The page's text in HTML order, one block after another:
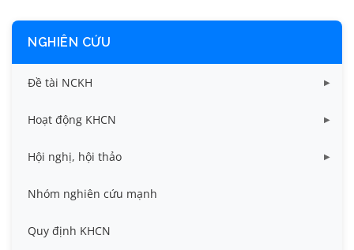
NGHIÊN CỨU
Đề tài NCKH
Dữ liệu Đề tài cấp Bộ
Dữ liệu Đề tài cấp Cơ sở
Hoạt động KHCN
Công bố khoa học
Đề tài cấp Bộ, Thành phố
Hội nghị, hội thảo
Hội nghị khoa học thường niên
Hội nghị Khoa học sinh viên
Nhóm nghiên cứu mạnh
Quy định KHCN